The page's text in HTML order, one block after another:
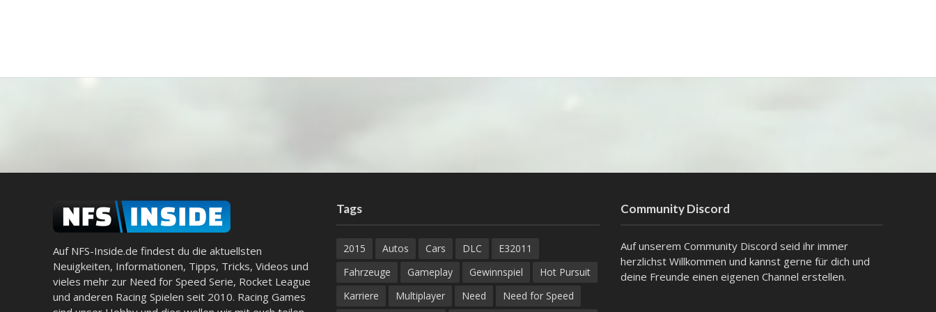
Auf NFS-Inside.de findest du die aktuellsten
Neuigkeiten, Informationen, Tipps, Tricks, Videos und
vieles mehr zur Need for Speed Serie, Rocket League
und anderen Racing Spielen seit 2010. Racing Games
Tags
2015 Autos Cars DLC
E32011
Fahrzeuge
Gameplay Gewinnspiel
Hot Pursuit
Karriere
Multiplayer Need Need for Speed
Community Discord
Auf unserem Community Discord seid ihr immer
herzlichst Willkommen und kannst gerne für dich und
deine Freunde einen eigenen Channel erstellen.